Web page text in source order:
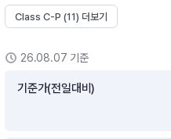
Class C-P (11) 더보기
26.08.07 기준
기준가(전일대비)
추천 메뉴
ETF 랭킹